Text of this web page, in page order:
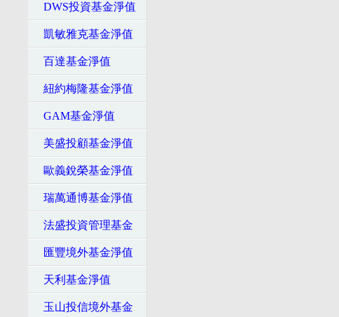
DWS投資基金淨值
凱敏雅克基金淨值
百達基金淨值
紐約梅隆基金淨值
GAM基金淨值
美盛投顧基金淨值
歐義銳榮基金淨值
瑞萬通博基金淨值
法盛投資管理基金
匯豐境外基金淨值
天利基金淨值
玉山投信境外基金